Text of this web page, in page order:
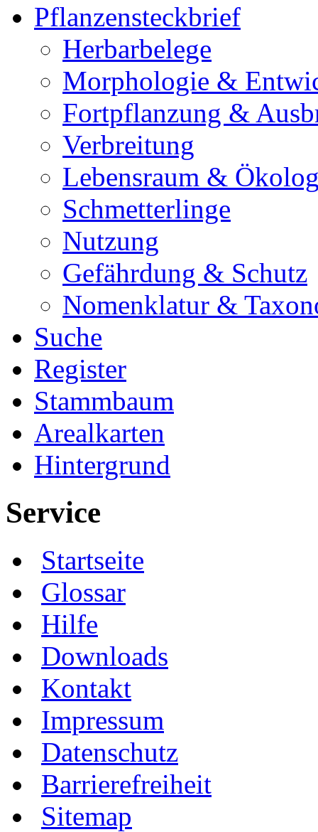
Pflanzensteckbrief
Herbarbelege
Morphologie &
Fortpflanzung &
Verbreitung
Lebensraum &
Schmetterlinge
Nutzung
Gefährdung & Schutz
Nomenklatur &
Suche
Register
Stammbaum
Arealkarten
Hintergrund
Service
Startseite
Glossar
Hilfe
Downloads
Kontakt
Impressum
Datenschutz
Barrierefreiheit
Sitemap